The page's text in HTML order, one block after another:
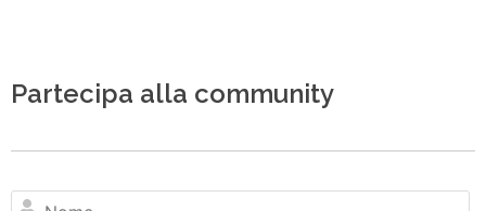
Partecipa alla community